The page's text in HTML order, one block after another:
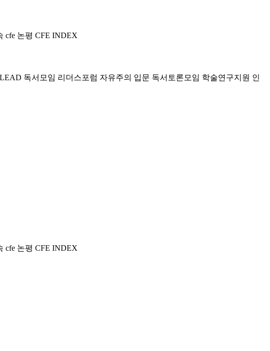
cfe 논평 CFE INDEX
독서모임 리더스포럼 자유주의 입문 독서토론모임 학술연구지원 인
cfe 논평 CFE INDEX